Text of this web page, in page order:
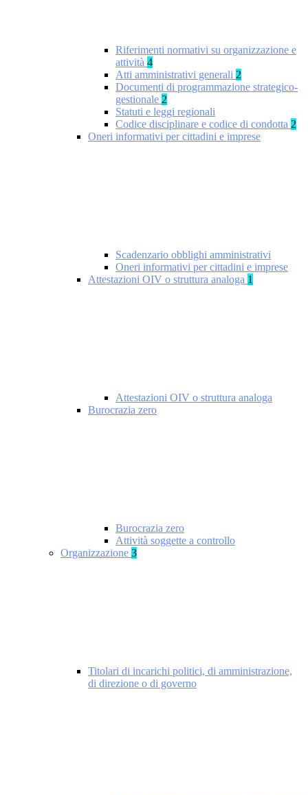
Riferimenti normativi su organizzazione e
attività 4
Atti amministrativi generali 2
Documenti di programmazione strategico-
gestionale 2
Statuti e leggi regionali
Codice disciplinare e codice di condotta 2
Oneri informativi per cittadini e imprese
Scadenzario obblighi amministrativi
Oneri informativi per cittadini e imprese
Attestazioni OIV o struttura analoga 1
Attestazioni OIV o struttura analoga
Burocrazia zero
Burocrazia zero
Attività soggette a controllo
Organizzazione 3
Titolari di incarichi politici, di amministrazione,
di direzione o di governo